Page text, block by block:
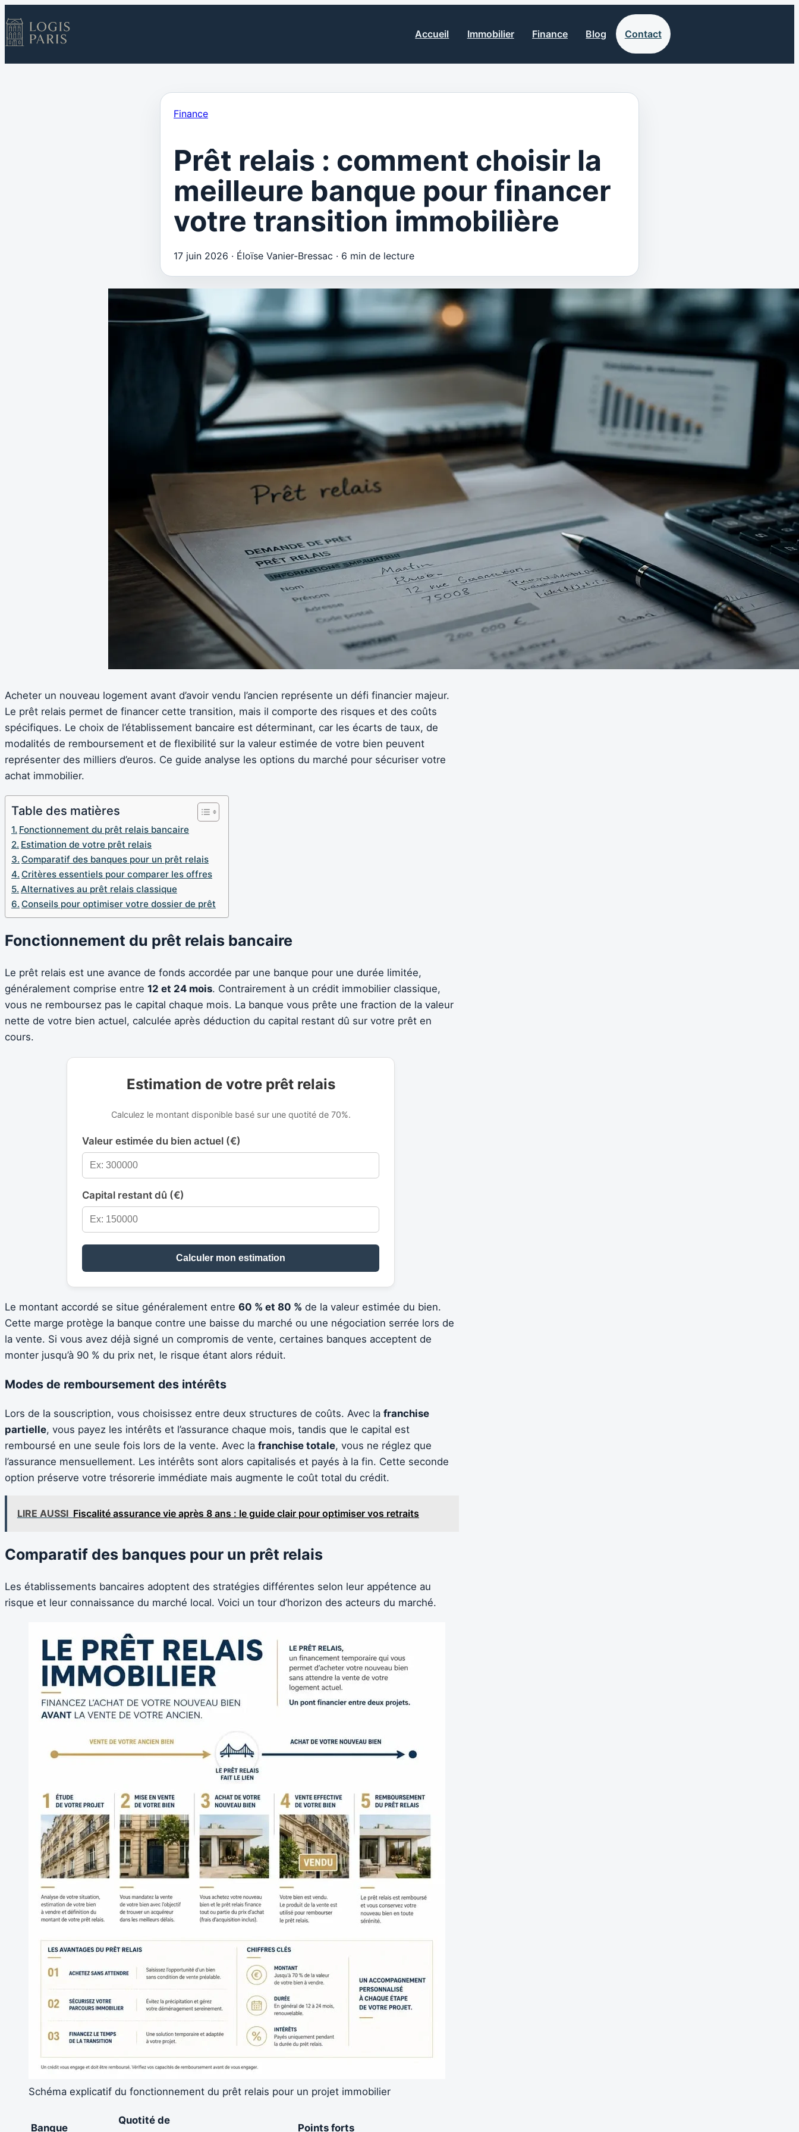
Accueil Immobilier Finance Blog Contact
Finance
Prêt relais : comment choisir la
meilleure banque pour financer
votre transition immobilière
17 juin 2026 · Éloïse Vanier-Bressac · 6 min de lecture
Acheter un nouveau logement avant d’avoir vendu l’ancien représente un défi financier majeur.
Le prêt relais permet de financer cette transition, mais il comporte des risques et des coûts
spécifiques. Le choix de l’établissement bancaire est déterminant, car les écarts de taux, de
modalités de remboursement et de flexibilité sur la valeur estimée de votre bien peuvent
représenter des milliers d’euros. Ce guide analyse les options du marché pour sécuriser votre
achat immobilier.
Table des matières
Fonctionnement du prêt relais bancaire
Estimation de votre prêt relais
Comparatif des banques pour un prêt relais
Critères essentiels pour comparer les offres
Alternatives au prêt relais classique
Conseils pour optimiser votre dossier de prêt
Fonctionnement du prêt relais bancaire
Le prêt relais est une avance de fonds accordée par une banque pour une durée limitée,
généralement comprise entre 12 et 24 mois. Contrairement à un crédit immobilier classique,
vous ne remboursez pas le capital chaque mois. La banque vous prête une fraction de la valeur
nette de votre bien actuel, calculée après déduction du capital restant dû sur votre prêt en
cours.
Estimation de votre prêt relais
Calculez le montant disponible basé sur une quotité de 70%.
Valeur estimée du bien actuel (€)
Capital restant dû (€)
Calculer mon estimation
Le montant accordé se situe généralement entre 60 % et 80 % de la valeur estimée du bien.
Cette marge protège la banque contre une baisse du marché ou une négociation serrée lors de
la vente. Si vous avez déjà signé un compromis de vente, certaines banques acceptent de
monter jusqu’à 90 % du prix net, le risque étant alors réduit.
Modes de remboursement des intérêts
Lors de la souscription, vous choisissez entre deux structures de coûts. Avec la franchise
partielle, vous payez les intérêts et l’assurance chaque mois, tandis que le capital est
remboursé en une seule fois lors de la vente. Avec la franchise totale, vous ne réglez que
l’assurance mensuellement. Les intérêts sont alors capitalisés et payés à la fin. Cette seconde
option préserve votre trésorerie immédiate mais augmente le coût total du crédit.
LIRE AUSSI Fiscalité assurance vie après 8 ans : le guide clair pour optimiser vos retraits
Comparatif des banques pour un prêt relais
Les établissements bancaires adoptent des stratégies différentes selon leur appétence au
risque et leur connaissance du marché local. Voici un tour d’horizon des acteurs du marché.
Schéma explicatif du fonctionnement du prêt relais pour un projet immobilier
Banque
Quotité de
Points forts